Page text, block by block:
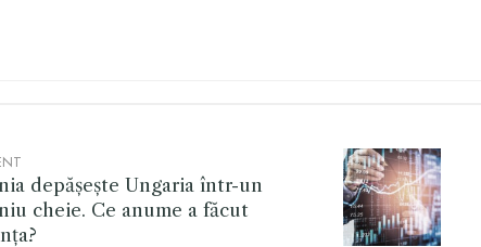
depășește Ungaria într-un
cheie. Ce anume a făcut